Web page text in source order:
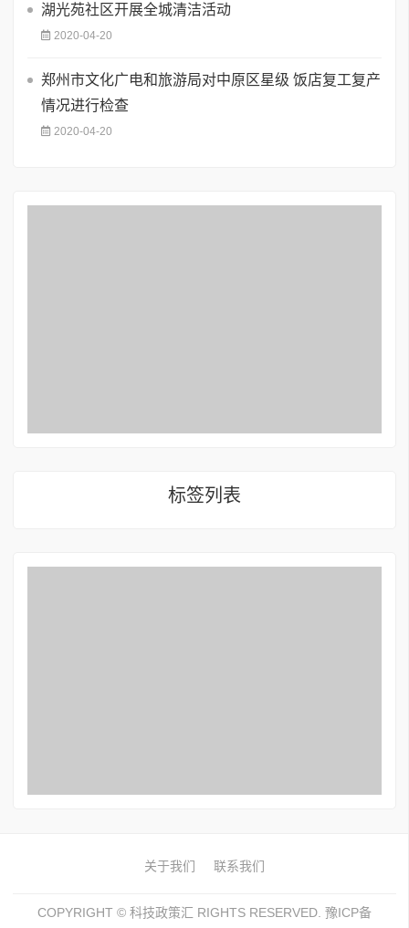
湖光苑社区开展全城清洁活动
2020-04-20
郑州市文化广电和旅游局对中原区星级 饭店复工复产
情况进行检查
2020-04-20
标签列表
关于我们 联系我们
COPYRIGHT © 科技政策汇 RIGHTS RESERVED. 豫ICP备